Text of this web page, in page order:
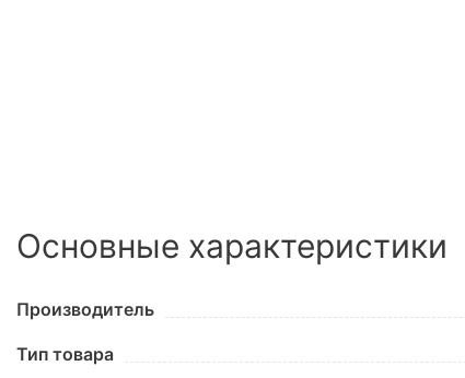
Основные характеристики
Производитель
Тип товара